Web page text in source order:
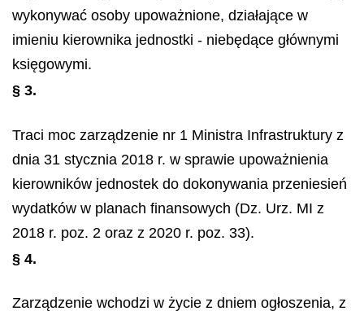
wykonywać osoby upoważnione, działające w
imieniu kierownika jednostki - niebędące głównymi
księgowymi.
§ 3.
Traci moc zarządzenie nr 1 Ministra Infrastruktury z
dnia 31 stycznia 2018 r. w sprawie upoważnienia
kierowników jednostek do dokonywania przeniesień
wydatków w planach finansowych (Dz. Urz. MI z
2018 r. poz. 2 oraz z 2020 r. poz. 33).
§ 4.
Zarządzenie wchodzi w życie z dniem ogłoszenia, z